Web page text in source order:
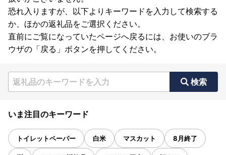
恐れ入りますが、以下よりキーワードを入力して検索する
か、ほかの返礼品をご選択ください。
直前にご覧になっていたページへ戻るには、お使いのブラ
ウザの「戻る」ボタンを押してください。
検索
いま注目のキーワード
トイレットペーパー 白米 マスカット 8月終了